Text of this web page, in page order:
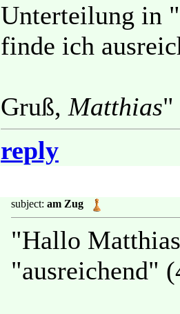
Unterteilung in
finde ich
Gruß, Matthias"
reply
subject: am Zug
"Hallo
"ausreichend"